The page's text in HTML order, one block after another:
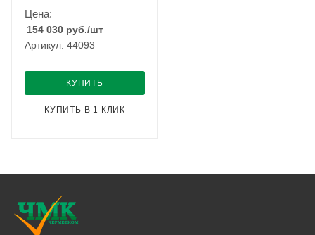
Цена:
154 030 руб./шт
Артикул: 44093
КУПИТЬ
КУПИТЬ В 1 КЛИК